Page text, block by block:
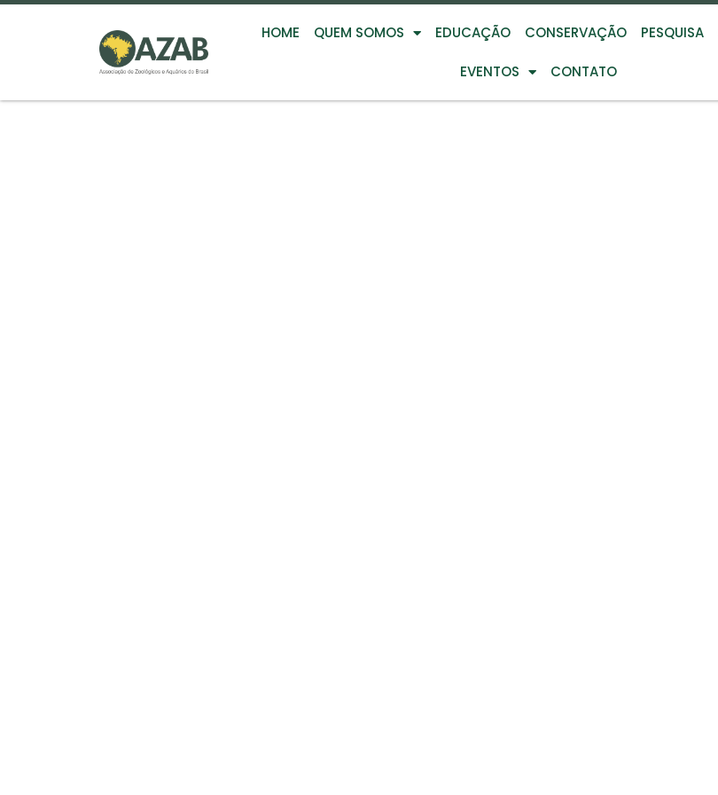
HOME QUEM SOMOS EDUCAÇÃO CONSERVAÇÃO PESQUISA
EVENTOS CONTATO